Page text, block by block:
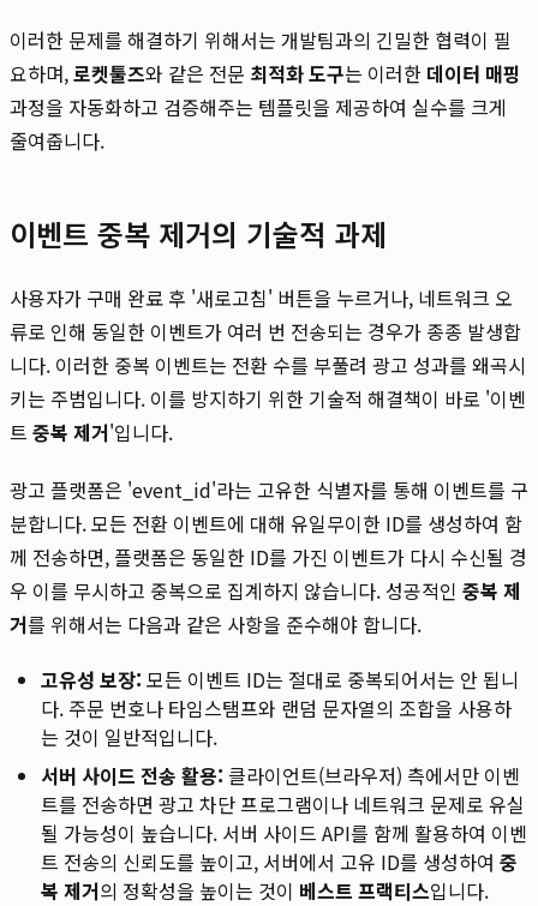
이러한 문제를 해결하기 위해서는 개발팀과의 긴밀한 협력이 필
요하며,로켓툴즈와 같은 전문 최적화 도구는 이러한 데이터 매핑
과정을 자동화하고 검증해주는 템플릿을 제공하여 실수를 크게
줄여줍니다.
이벤트 중복 제거의 기술적 과제
사용자가 구매 완료 후 '새로고침' 버튼을 누르거나, 네트워크 오
류로 인해 동일한 이벤트가 여러 번 전송되는 경우가 종종 발생합
니다. 이러한 중복 이벤트는 전환 수를 부풀려 광고 성과를 왜곡시
키는 주범입니다. 이를 방지하기 위한 기술적 해결책이 바로 '이벤
트 중복 제거'입니다.
광고 플랫폼은 'event_id'라는 고유한 식별자를 통해 이벤트를 구
분합니다. 모든 전환 이벤트에 대해 유일무이한 ID를 생성하여 함
께 전송하면, 플랫폼은 동일한 ID를 가진 이벤트가 다시 수신될 경
우 이를 무시하고 중복으로 집계하지 않습니다. 성공적인 중복 제
거를 위해서는 다음과 같은 사항을 준수해야 합니다.
고유성 보장: 모든 이벤트 ID는 절대로 중복되어서는 안 됩니
다. 주문 번호나 타임스탬프와 랜덤 문자열의 조합을 사용하
는 것이 일반적입니다.
서버 사이드 전송 활용: 클라이언트(브라우저) 측에서만 이벤
트를 전송하면 광고 차단 프로그램이나 네트워크 문제로 유실
될 가능성이 높습니다. 서버 사이드 API를 함께 활용하여 이벤
트 전송의 신뢰도를 높이고, 서버에서 고유 ID를 생성하여 중
복 제거의 정확성을 높이는 것이 베스트 프랙티스입니다.